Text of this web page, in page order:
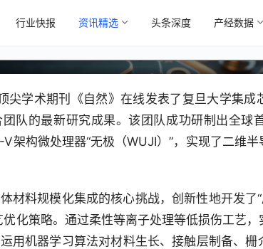
行业快报 资讯精选 头条深度 产经数据
现二维半导体芯片领域重大
极”问世
尖学术期刊《自然》在线发表了复旦大学集成
队的最新研究成果。该团队成功研制出全球
V架构微处理器“无极（WUJI）”，实现了二维
材料规模化集成的核心挑战，创新性地开发了
优化策略。通过柔性等离子处理等低损伤工艺
用机器学习算法对材料生长、接触层制备、